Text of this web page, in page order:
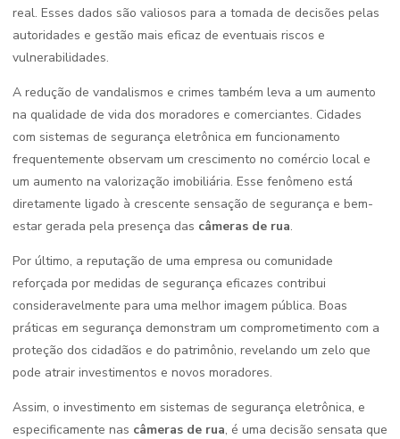
real. Esses dados são valiosos para a tomada de decisões pelas
autoridades e gestão mais eficaz de eventuais riscos e
vulnerabilidades.
A redução de vandalismos e crimes também leva a um aumento
na qualidade de vida dos moradores e comerciantes. Cidades
com sistemas de segurança eletrônica em funcionamento
frequentemente observam um crescimento no comércio local e
um aumento na valorização imobiliária. Esse fenômeno está
diretamente ligado à crescente sensação de segurança e bem-
estar gerada pela presença das câmeras de rua.
Por último, a reputação de uma empresa ou comunidade
reforçada por medidas de segurança eficazes contribui
consideravelmente para uma melhor imagem pública. Boas
práticas em segurança demonstram um comprometimento com a
proteção dos cidadãos e do patrimônio, revelando um zelo que
pode atrair investimentos e novos moradores.
Assim, o investimento em sistemas de segurança eletrônica, e
especificamente nas câmeras de rua, é uma decisão sensata que